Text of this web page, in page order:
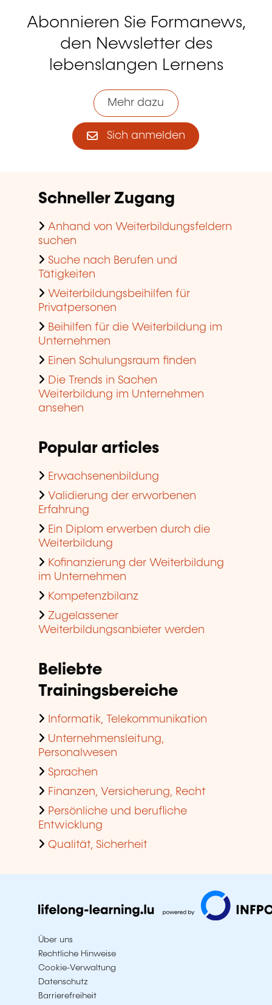
Abonnieren Sie Formanews,
den Newsletter des
lebenslangen Lernens
Mehr dazu
Sich anmelden
Schneller Zugang
Anhand von Weiterbildungsfeldern
suchen
Suche nach Berufen und
Tätigkeiten
Weiterbildungsbeihilfen für
Privatpersonen
Beihilfen für die Weiterbildung im
Unternehmen
Einen Schulungsraum finden
Die Trends in Sachen
Weiterbildung im Unternehmen
ansehen
Popular articles
Erwachsenenbildung
Validierung der erworbenen
Erfahrung
Ein Diplom erwerben durch die
Weiterbildung
Kofinanzierung der Weiterbildung
im Unternehmen
Kompetenzbilanz
Zugelassener
Weiterbildungsanbieter werden
Beliebte
Trainingsbereiche
Informatik, Telekommunikation
Unternehmensleitung,
Personalwesen
Sprachen
Finanzen, Versicherung, Recht
Persönliche und berufliche
Entwicklung
Qualität, Sicherheit
Über uns
Rechtliche Hinweise
Cookie-Verwaltung
Datenschutz
Barrierefreiheit